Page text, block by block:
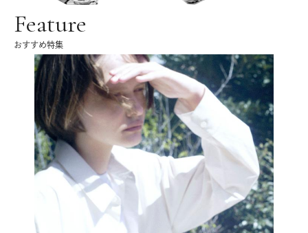
Feature
おすすめ特集